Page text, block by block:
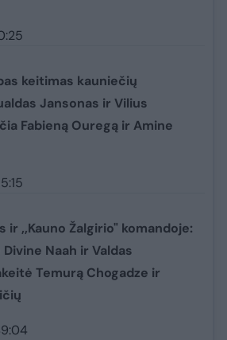
keitimas kauniečių
Jansonas ir Vilius
Fabieną Ouregą ir Amine
ir ,,Kauno Žalgirio" komandoje:
Naah ir Valdas
Temurą Chogadze ir